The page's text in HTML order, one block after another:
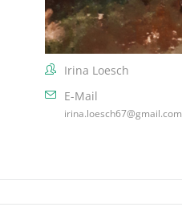
Irina Loesch
E-Mail
irina.loesch67@gmail.com